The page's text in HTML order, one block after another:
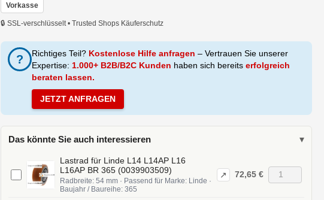
Vorkasse
🔒 SSL-verschlüsselt • Trusted Shops Käuferschutz
? Richtiges Teil? Kostenlose Hilfe anfragen – Vertrauen Sie unserer
Expertise: 1.000+ B2B/B2C Kunden haben sich bereits erfolgreich
beraten lassen.
JETZT ANFRAGEN
Das könnte Sie auch interessieren ▾
Lastrad für Linde L14 L14AP L16
L16AP BR 365 (0039903509)
Radbreite: 54 mm · Passend für Marke: Linde ·
Baujahr / Baureihe: 365
↗ 72,65 €